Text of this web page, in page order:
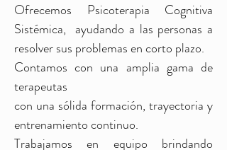
Ofrecemos Psicoterapia Cognitiva
Sistémica, ayudando a las personas a
resolver sus problemas en corto plazo.
Contamos con una amplia gama de
terapeutas
con una sólida formación, trayectoria y
entrenamiento continuo.
Trabajamos en equipo brindando